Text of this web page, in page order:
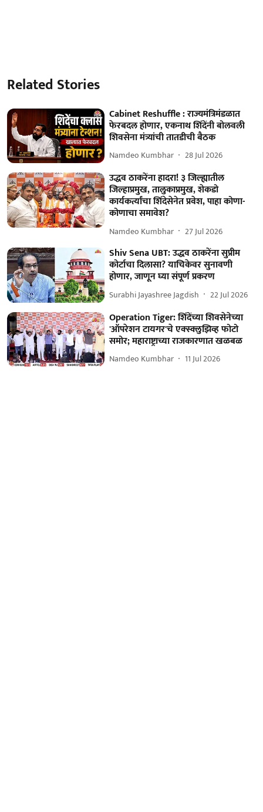
Related Stories
Cabinet Reshuffle : राज्यमंत्रिमंडळात
फेरबदल होणार, एकनाथ शिंदेंनी बोलवली
शिवसेना मंत्र्यांची तातडीची बैठक
Namdeo Kumbhar 28 Jul 2026
उद्धव ठाकरेंना हादरा! ३ जिल्ह्यातील
जिल्हाप्रमुख, तालुकाप्रमुख, शेकडो
कार्यकर्त्यांचा शिंदेसेनेत प्रवेश, पाहा कोणा-
कोणाचा समावेश?
Namdeo Kumbhar 27 Jul 2026
Shiv Sena UBT: उद्धव ठाकरेंना सुप्रीम
कोर्टाचा दिलासा? याचिकेवर सुनावणी
होणार, जाणून घ्या संपूर्ण प्रकरण
Surabhi Jayashree Jagdish 22 Jul 2026
Operation Tiger: शिंदेंच्या शिवसेनेच्या
'ऑपरेशन टायगर'चे एक्स्क्लुझिव्ह फोटो
समोर; महाराष्ट्राच्या राजकारणात खळबळ
Namdeo Kumbhar 11 Jul 2026